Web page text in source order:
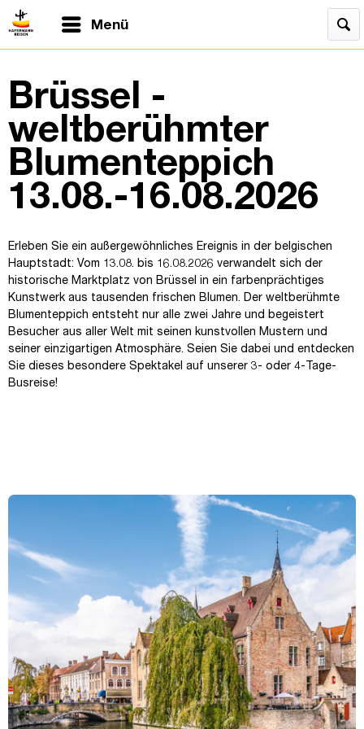
Menü
Brüssel -
weltberühmter
Blumenteppich
13.08.-16.08.2026
Erleben Sie ein außergewöhnliches Ereignis in der belgischen
Hauptstadt: Vom 13.08. bis 16.08.2026 verwandelt sich der
historische Marktplatz von Brüssel in ein farbenprächtiges
Kunstwerk aus tausenden frischen Blumen. Der weltberühmte
Blumenteppich entsteht nur alle zwei Jahre und begeistert
Besucher aus aller Welt mit seinen kunstvollen Mustern und
seiner einzigartigen Atmosphäre. Seien Sie dabei und entdecken
Sie dieses besondere Spektakel auf unserer 3- oder 4-Tage-
Busreise!